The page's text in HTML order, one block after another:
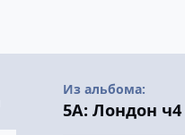
Из альбома:
5А: Лондон ч4